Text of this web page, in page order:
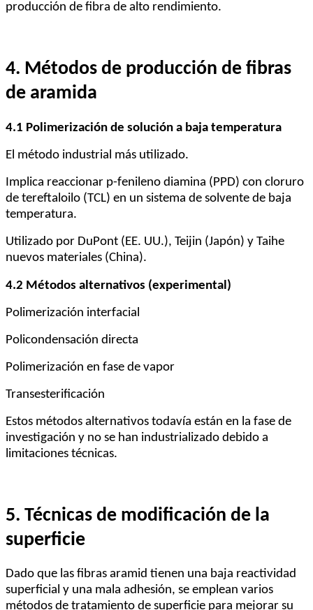
producción de fibra de alto rendimiento.
4. Métodos de producción de fibras
de aramida
4.1 Polimerización de solución a baja temperatura
El método industrial más utilizado.
Implica reaccionar p-fenileno diamina (PPD) con cloruro
de tereftaloilo (TCL) en un sistema de solvente de baja
temperatura.
Utilizado por DuPont (EE. UU.), Teijin (Japón) y Taihe
nuevos materiales (China).
4.2 Métodos alternativos (experimental)
Polimerización interfacial
Policondensación directa
Polimerización en fase de vapor
Transesterificación
Estos métodos alternativos todavía están en la fase de
investigación y no se han industrializado debido a
limitaciones técnicas.
5. Técnicas de modificación de la
superficie
Dado que las fibras aramid tienen una baja reactividad
superficial y una mala adhesión, se emplean varios
métodos de tratamiento de superficie para mejorar su